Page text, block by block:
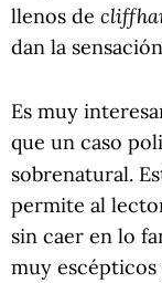
llenos de
dan la
Es muy
que un caso
sobrenatural.
permite al
sin caer en lo
muy